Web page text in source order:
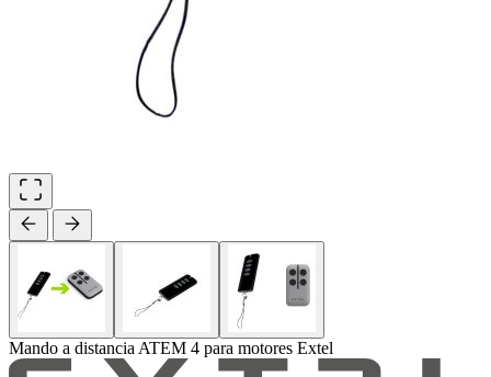
Mando a distancia ATEM 4 para motores Extel